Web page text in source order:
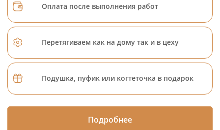
Оплата после выполнения работ
Перетягиваем как на дому так и в цеху
Подушка, пуфик или когтеточка в подарок
Подробнее